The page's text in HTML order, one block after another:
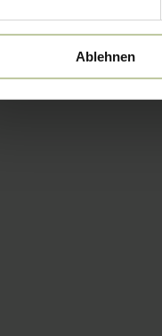
Ablehnen